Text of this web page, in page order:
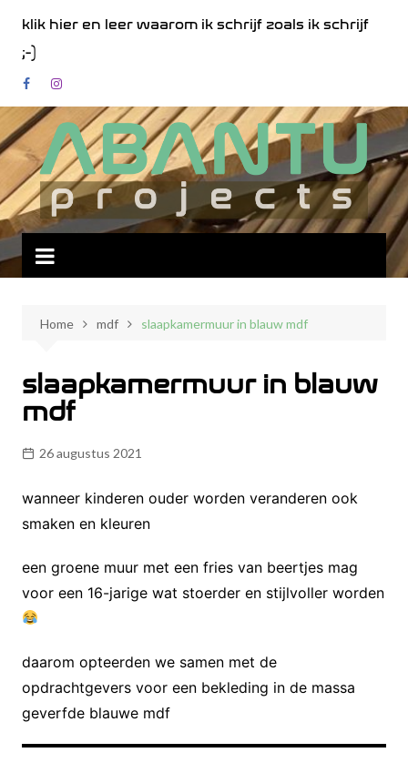
naar
inhoud
klik hier en leer waarom ik schrijf zoals ik schrijf
;-)
Home mdf slaapkamermuur in blauw mdf
slaapkamermuur in blauw
mdf
26 augustus 2021
wanneer kinderen ouder worden veranderen ook
smaken en kleuren
een groene muur met een fries van beertjes mag
voor een 16-jarige wat stoerder en stijlvoller worden
daarom opteerden we samen met de
opdrachtgevers voor een bekleding in de massa
geverfde blauwe mdf